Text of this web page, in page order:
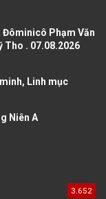
Đôminicô Phạm Văn
Tho . 07.08.2026
Linh mục
Niên A
3.652